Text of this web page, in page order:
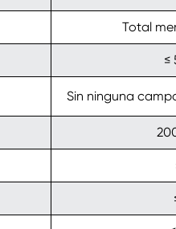
Total
≤
Sin ninguna